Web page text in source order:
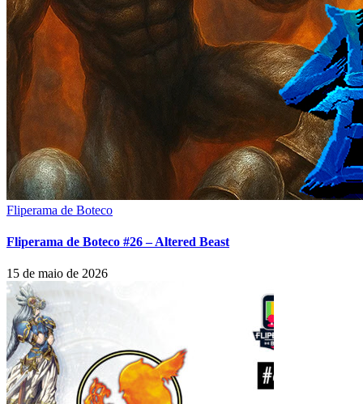
Fliperama de Boteco
Fliperama de Boteco #26 – Altered Beast
15 de maio de 2026